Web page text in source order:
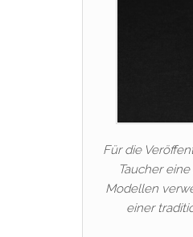
Für die
Taucher
Modellen
einer